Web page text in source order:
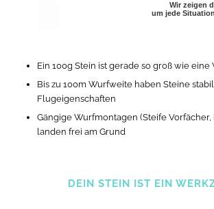
Wir zeigen
um jede
Ein 100g Stein ist gerade so groß wie eine
Bis zu 100m Wurfweite haben Steine
Flugeigenschaften
Gängige Wurfmontagen (Steife Vorfächer,
landen frei am Grund
DEIN STEIN IST EIN